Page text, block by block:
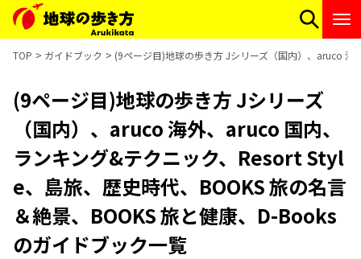
TOP ガイドブック (9ページ目)地球の歩き方 Jシリーズ（国内）、aruco
(9ページ目)地球の歩き方 Jシリーズ
（国内）、aruco 海外、aruco 国内、
ランキング&テクニック、Resort Styl
e、島旅、歴史時代、BOOKS 旅の名言
＆絶景、BOOKS 旅と健康、D-Books
のガイドブック一覧